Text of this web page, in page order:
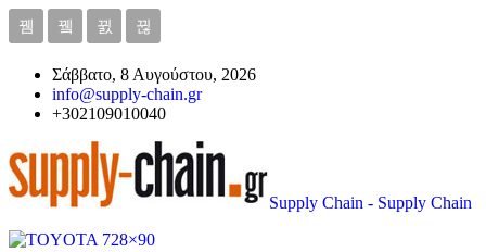
Σάββατο, 8 Αυγούστου, 2026
info@supply-chain.gr
+302109010040
Supply Chain - Supply Chain